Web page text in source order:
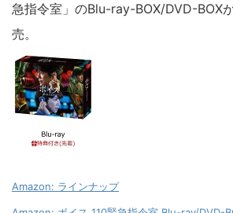
急指令室」のBlu-ray-BOX/DVD-BOX
売。
Amazon: ラインナップ